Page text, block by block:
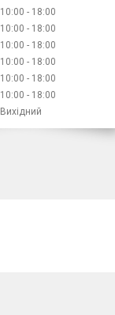
10:00
18:00
10:00
18:00
10:00
18:00
10:00
18:00
10:00
18:00
10:00
18:00
Вихідний